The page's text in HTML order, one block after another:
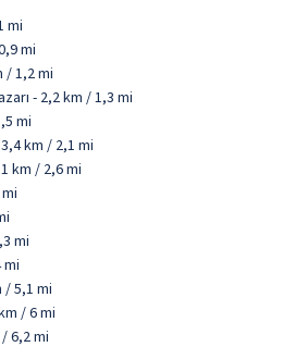
mi
mi
/ 1,2 mi
- 2,2 km / 1,3 mi
mi
km / 2,1 mi
km / 2,6 mi
mi
mi
/ 5,1 mi
/ 6 mi
6,2 mi